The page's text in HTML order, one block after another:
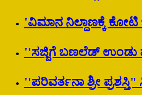
'ವಿಮಾನ ನಿಲ್ದಾಣಕ್ಕೆ ಕೋಟಿ
''ಸಜ್ಜಿಗೆ ಬಣಲೆಡ್ ಉಂಡು
''ಪರಿವರ್ತನಾ ಶ್ರೀ